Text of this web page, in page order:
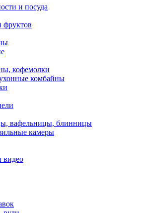
и посуда
фруктов
кофемолки
комбайны
вафельницы, блинницы
камеры
видео